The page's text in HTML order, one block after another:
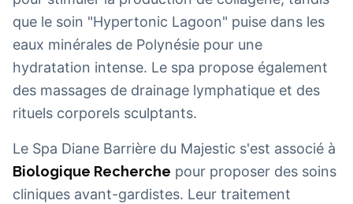
que le soin "Hypertonic Lagoon" puise dans les
eaux minérales de Polynésie pour une
hydratation intense. Le spa propose également
des massages de drainage lymphatique et des
rituels corporels sculptants.
Le Spa Diane Barrière du Majestic s'est associé à
Biologique Recherche pour proposer des soins
cliniques avant-gardistes. Leur traitement